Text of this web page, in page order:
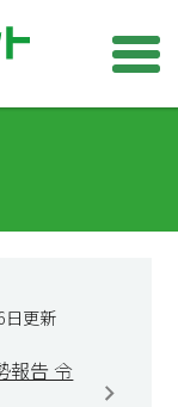
日更新
報告 令